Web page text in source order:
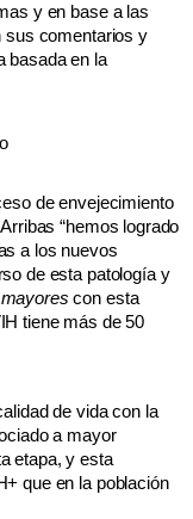
y en base a las
sus comentarios y
basada en la
de envejecimiento
“hemos logrado
a los nuevos
de esta patología y
mayores con esta
tiene más de 50
de vida con la
a mayor
etapa, y esta
que en la población